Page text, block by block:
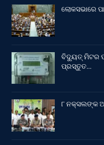
ଲୋକସଭାରେ
ବିଦ୍ୟୁତ୍ ମିଟର
ପ୍ରସ୍ତୁତ…
୮ ନକ୍ସଲଙ୍କ